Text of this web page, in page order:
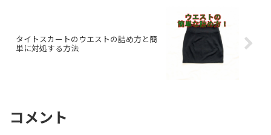
タイトスカートのウエストの詰め方と簡
単に対処する方法
コメント